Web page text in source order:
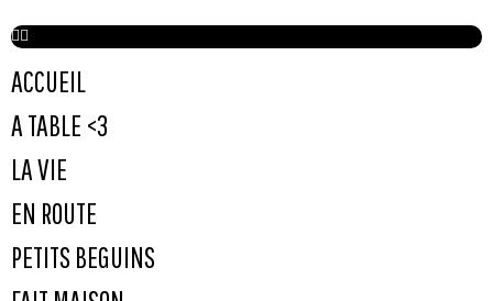
ACCUEIL
A TABLE <3
LA VIE
EN ROUTE
PETITS BEGUINS